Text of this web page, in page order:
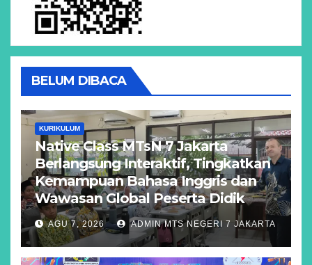
BELUM DIBACA
KURIKULUM
Native Class MTsN 7 Jakarta
Berlangsung Interaktif, Tingkatkan
Kemampuan Bahasa Inggris dan
Wawasan Global Peserta Didik
AGU 7, 2026 ADMIN MTS NEGERI 7 JAKARTA